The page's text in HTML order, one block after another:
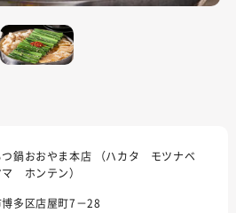
つ鍋おおやま本店 （ハカタ モツナベ
ホンテン）
多区店屋町7－28